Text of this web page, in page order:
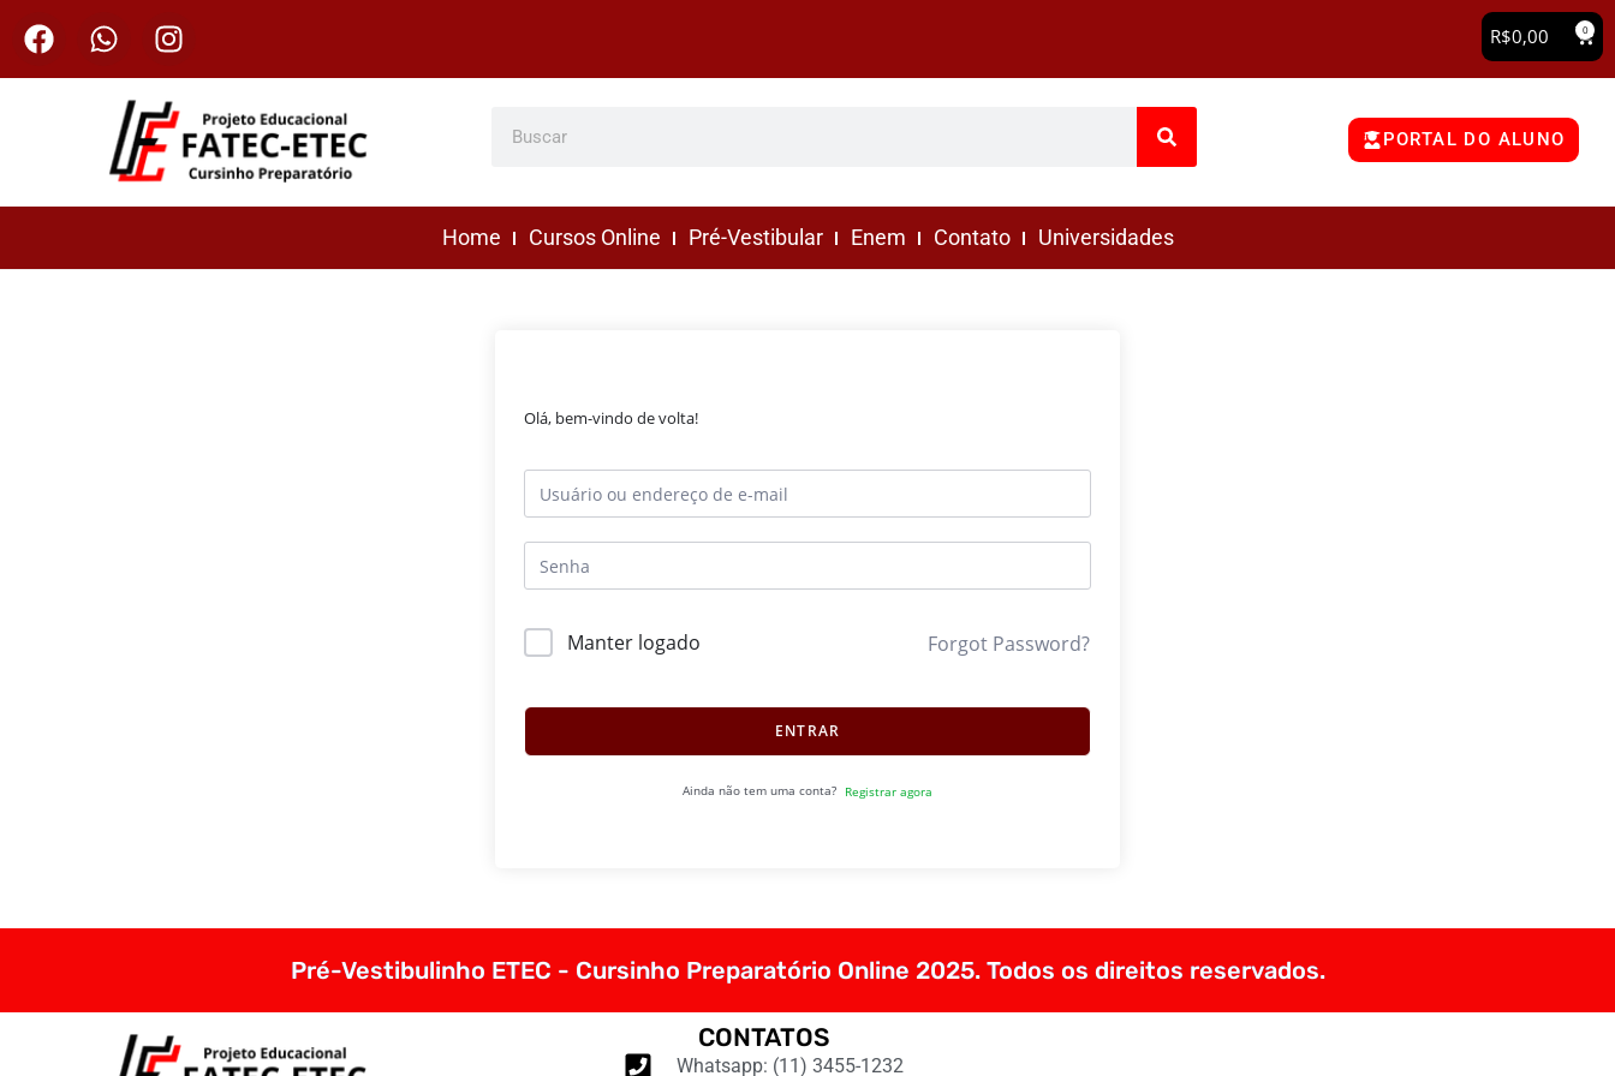
R$0,00 0
PORTAL DO ALUNO
Home Cursos Online Pré-Vestibular Enem Contato Universidades
Olá, bem-vindo de volta!
Manter logado Forgot Password?
ENTRAR
Ainda não tem uma conta? Registrar agora
Pré-Vestibulinho ETEC - Cursinho Preparatório Online 2025. Todos os direitos reservados.
CONTATOS
Whatsapp: (11) 3455-1232